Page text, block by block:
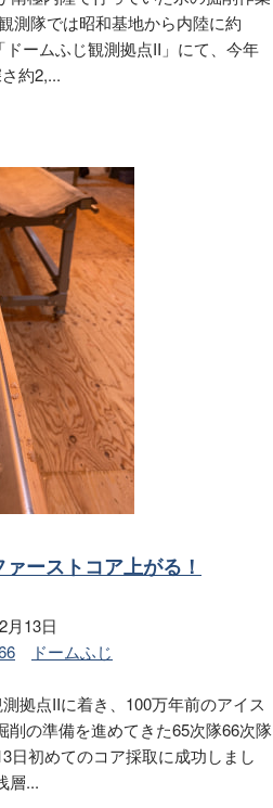
測隊では昭和基地から内陸に約
ームふじ観測拠点II」にて、今年
約2,...
ーストコア上がる！
月13日
ドームふじ
拠点IIに着き、100万年前のアイス
削の準備を進めてきた65次隊66次隊
日初めてのコア採取に成功しまし
層...